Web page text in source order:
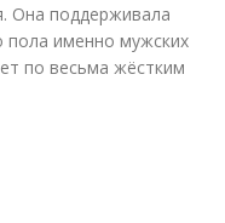
Она поддерживала
пола именно мужских
по весьма жёстким